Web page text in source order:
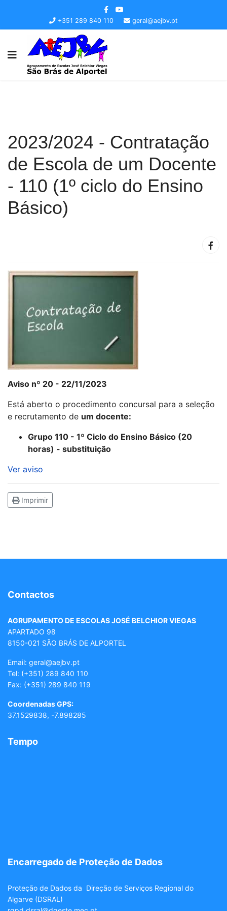
+351 289 840 110 geral@aejbv.pt
2023/2024 - Contratação
de Escola de um Docente
- 110 (1º ciclo do Ensino
Básico)
Aviso nº 20 - 22/11/2023
Está aberto o procedimento concursal para a seleção
e recrutamento de um docente:
Grupo 110 - 1º Ciclo do Ensino Básico (20
horas) - substituição
Ver aviso
Imprimir
Contactos
AGRUPAMENTO DE ESCOLAS JOSÉ BELCHIOR VIEGAS
APARTADO 98
8150-021 SÃO BRÁS DE ALPORTEL
Email: geral@aejbv.pt
Tel: (+351) 289 840 110
Fax: (+351) 289 840 119
Coordenadas GPS:
37.1529838, -7.898285
Tempo
Encarregado de Proteção de Dados
Proteção de Dados da Direção de Serviços Regional do
Algarve (DSRAL)